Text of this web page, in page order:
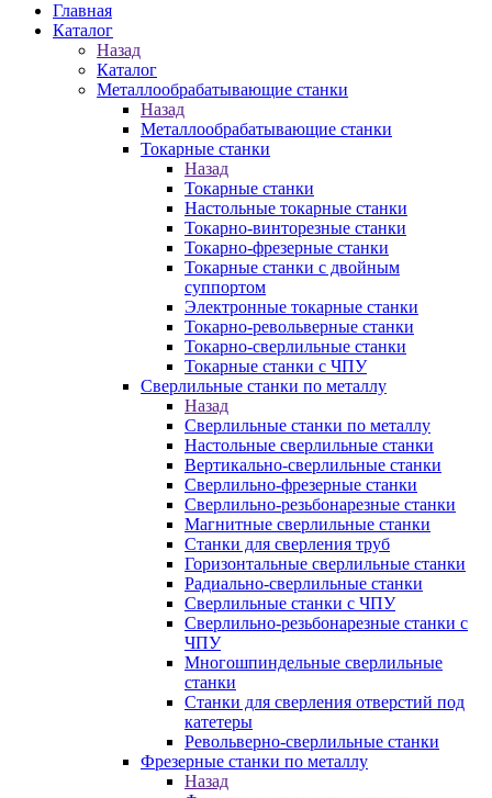
Главная
Каталог
Назад
Каталог
Металлообрабатывающие станки
Назад
Металлообрабатывающие станки
Токарные станки
Назад
Токарные станки
Настольные токарные станки
Токарно-винторезные станки
Токарно-фрезерные станки
Токарные станки с двойным
суппортом
Электронные токарные станки
Токарно-револьверные станки
Токарно-сверлильные станки
Токарные станки с ЧПУ
Сверлильные станки по металлу
Назад
Сверлильные станки по металлу
Настольные сверлильные станки
Вертикально-сверлильные станки
Сверлильно-фрезерные станки
Сверлильно-резьбонарезные станки
Магнитные сверлильные станки
Станки для сверления труб
Горизонтальные сверлильные станки
Радиально-сверлильные станки
Сверлильные станки с ЧПУ
Сверлильно-резьбонарезные станки с
ЧПУ
Многошпиндельные сверлильные
станки
Станки для сверления отверстий под
катетеры
Револьверно-сверлильные станки
Фрезерные станки по металлу
Назад